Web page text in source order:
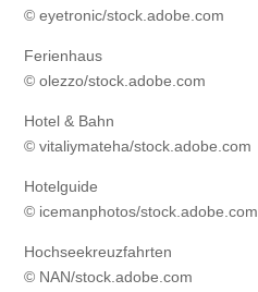
© eyetronic/stock.adobe.com
Ferienhaus
© olezzo/stock.adobe.com
Hotel & Bahn
© vitaliymateha/stock.adobe.com
Hotelguide
© icemanphotos/stock.adobe.com
Hochseekreuzfahrten
© NAN/stock.adobe.com